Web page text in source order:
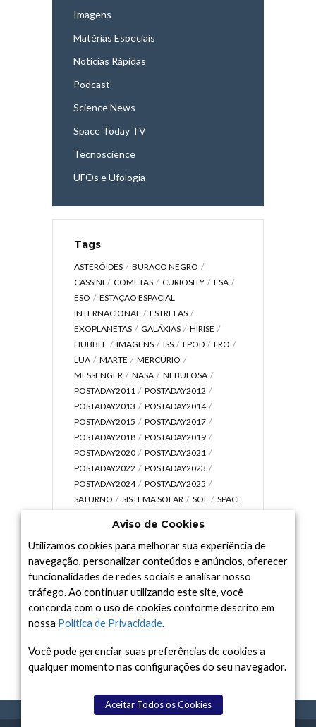
Imagens
Matérias Especiais
Notícias Rápidas
Podcast
Science News
Space Today TV
Tecnoscience
UFOs e Ufologia
Tags
ASTERÓIDES
BURACO NEGRO
CASSINI
COMETAS CURIOSITY
ESA
ESO
ESTAÇÃO ESPACIAL
INTERNACIONAL
ESTRELAS
EXOPLANETAS
GALÁXIAS
HIRISE
HUBBLE
IMAGENS ISS LPOD
LRO
LUA
MARTE
MERCÚRIO
MESSENGER
NASA
NEBULOSA
POSTADAY2011
POSTADAY2012
POSTADAY2013
POSTADAY2014
POSTADAY2015
POSTADAY2017
POSTADAY2018
POSTADAY2019
POSTADAY2020
POSTADAY2021
POSTADAY2022
POSTADAY2023
POSTADAY2024
POSTADAY2025
SATURNO
SISTEMA SOLAR SOL
SPACE
UNIVERSO
VÍDEO
Arquivo
Arquivo
Aviso de Cookies
Utilizamos cookies para melhorar sua experiência de
navegação, personalizar conteúdos e anúncios, oferecer
funcionalidades de redes sociais e analisar nosso
tráfego. Ao continuar utilizando este site, você
concorda com o uso de cookies conforme descrito em
nossa Política de Privacidade.
Você pode gerenciar suas preferências de cookies a
qualquer momento nas configurações do seu navegador.
Aceitar Todos os Cookies